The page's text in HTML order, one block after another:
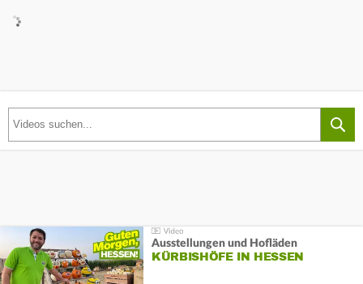
Ausstellungen und Hofläden
KÜRBISHÖFE IN HESSEN